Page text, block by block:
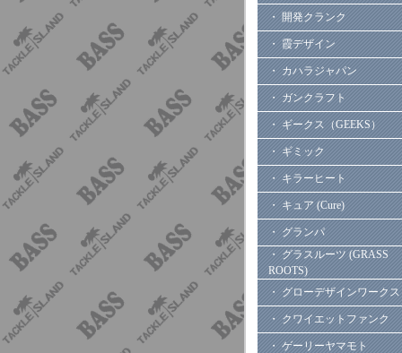
・ 開発クランク
・ 霞デザイン
・ カハラジャパン
・ ガンクラフト
・ ギークス（GEEKS）
・ ギミック
・ キラーヒート
・ キュア (Cure)
・ グランパ
・ グラスルーツ (GRASS
ROOTS)
・ グローデザインワークス
・ クワイエットファンク
・ ゲーリーヤマモト